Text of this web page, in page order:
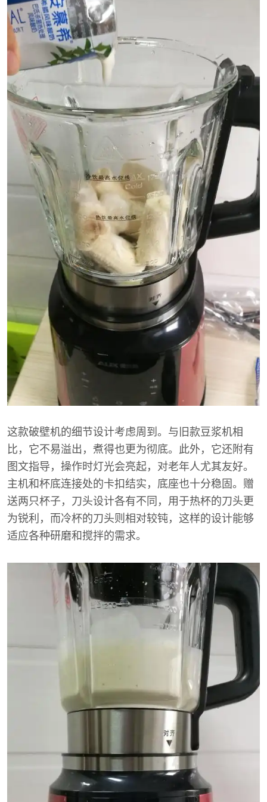
这款破壁机的细节设计考虑周到。与旧款豆浆机相
比，它不易溢出，煮得也更为彻底。此外，它还附有
图文指导，操作时灯光会亮起，对老年人尤其友好。
主机和杯底连接处的卡扣结实，底座也十分稳固。赠
送两只杯子，刀头设计各有不同，用于热杯的刀头更
为锐利，而冷杯的刀头则相对较钝，这样的设计能够
适应各种研磨和搅拌的需求。